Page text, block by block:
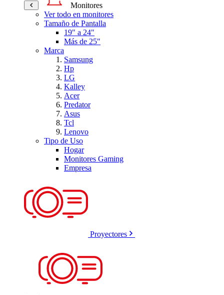
Monitores
Ver todo en monitores
Tamaño de Pantalla
19" a 24"
Más de 25"
Marca
Samsung
Hp
LG
Kalley
Acer
Predator
Asus
Tcl
Lenovo
Tipo de Uso
Hogar
Monitores Gaming
Empresa
Proyectores